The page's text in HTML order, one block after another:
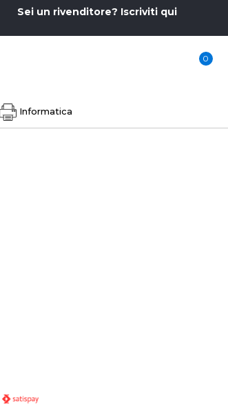
Sei un rivenditore? Iscriviti qui
0
Informatica